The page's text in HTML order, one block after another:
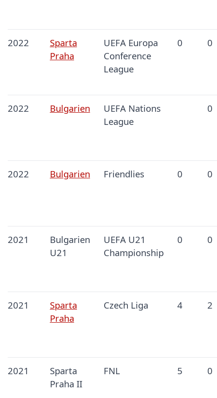
2022
Sparta
Praha
UEFA Europa
Conference
League
0 0
2022 Bulgarien
UEFA Nations
League
0
2022 Bulgarien Friendlies 0 0
2021
Bulgarien
U21
UEFA U21
Championship
0 0
2021
Sparta
Praha
Czech Liga 4 2
2021
Sparta
Praha II
FNL 5 0